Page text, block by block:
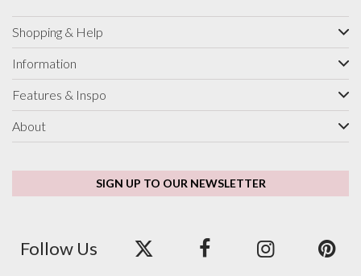
Shopping & Help
Information
Features & Inspo
About
SIGN UP TO OUR NEWSLETTER
Follow Us